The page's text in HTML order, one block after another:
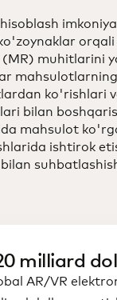
hisoblash
muhitlarini
ko'rishlari
bilan
mahsulot
ishtirok
milliard
AR/VR